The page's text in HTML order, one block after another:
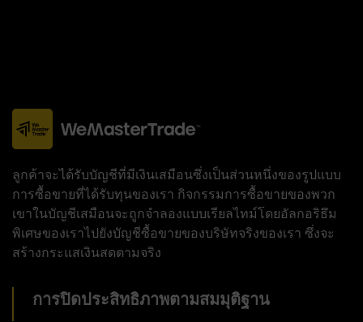
ลูกค้าจะได้รับบัญชีที่มีเงินเสมือนซึ่งเป็นส่วนหนึ่งของรูปแบบ
การซื้อขายที่ได้รับทุนของเรา กิจกรรมการซื้อขายของพวก
เขาในบัญชีเสมือนจะถูกจำลองแบบเรียลไทม์โดยอัลกอริธึม
พิเศษของเราไปยังบัญชีซื้อขายของบริษัทจริงของเรา ซึ่งจะ
สร้างกระแสเงินสดตามจริง
การปิดประสิทธิภาพตามสมมุติฐาน